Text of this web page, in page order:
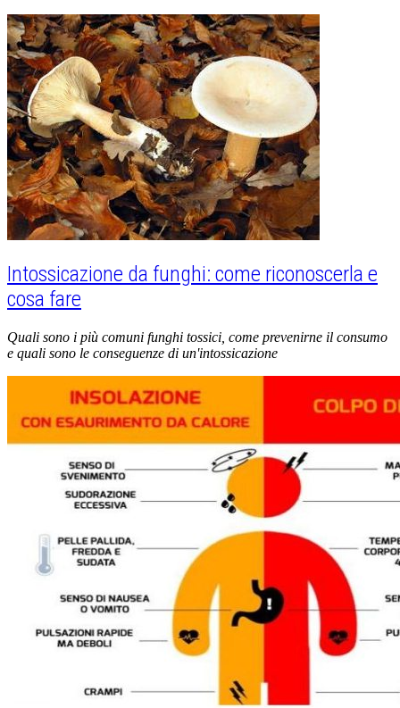
Intossicazione da funghi: come riconoscerla e
cosa fare
Quali sono i più comuni funghi tossici, come prevenirne il consumo
e quali sono le conseguenze di un'intossicazione